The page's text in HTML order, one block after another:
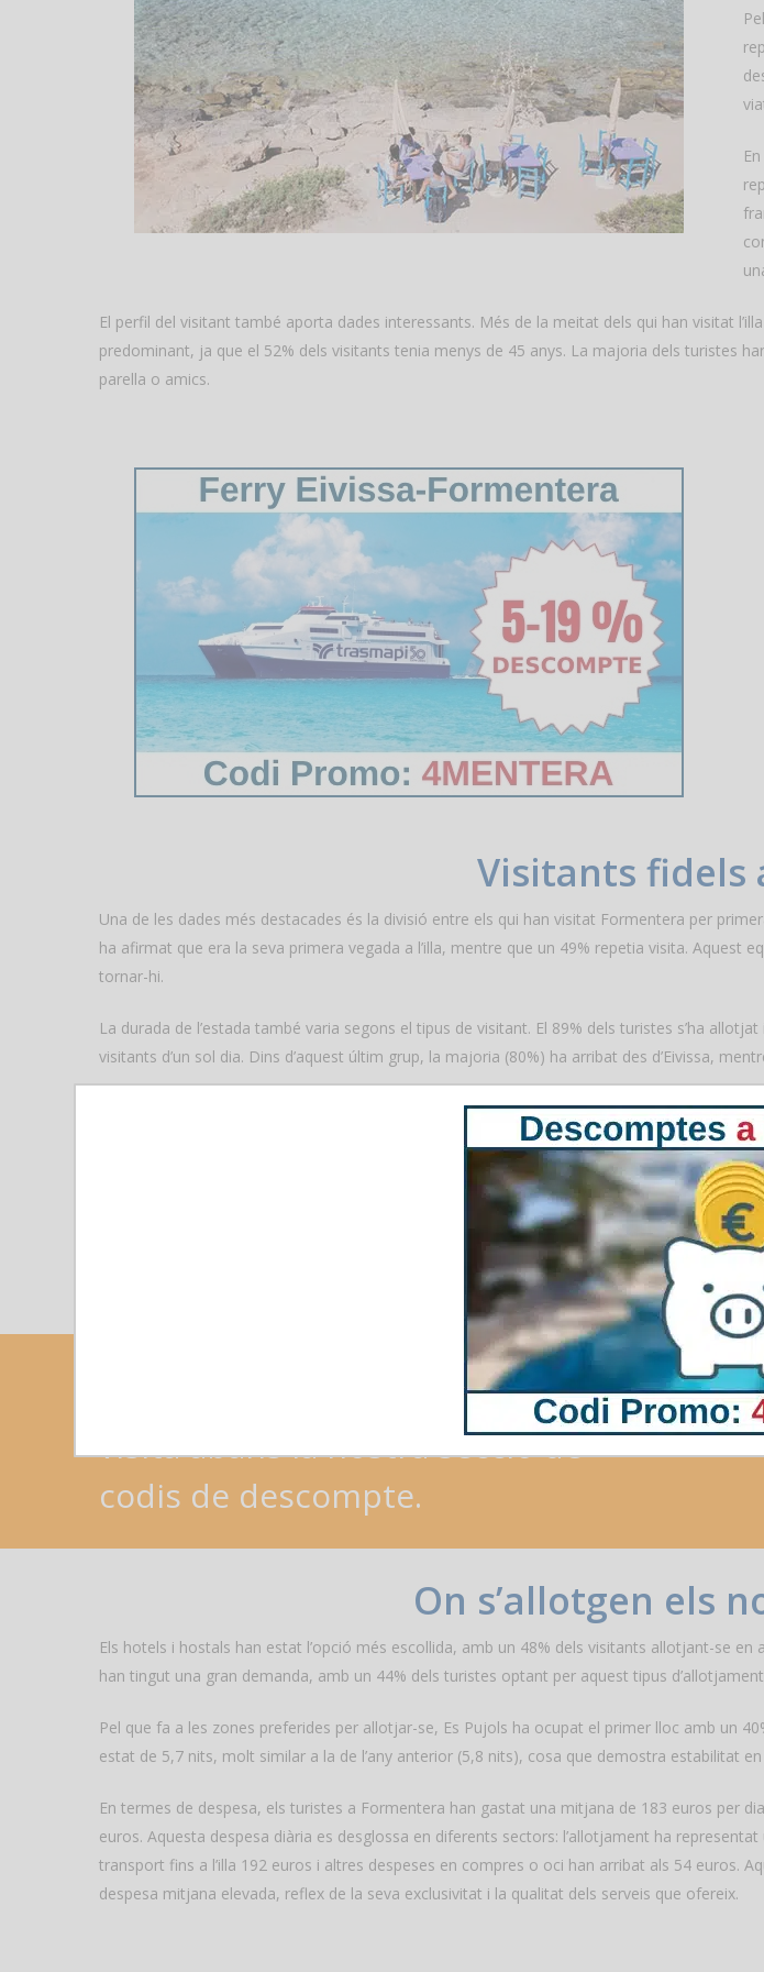
El perfil del visitant també aporta dades interessants. Més de la meitat dels qui han visitat
predominant, ja que el 52% dels visitants tenia menys de 45 anys. La majoria dels turistes
parella o amics.
Visitants fidels
Una de les dades més destacades és la divisió entre els qui han visitat Formentera per
ha afirmat que era la seva primera vegada a l’illa, mentre que un 49% repetia visita. Aquest
tornar-hi.
La durada de l’estada també varia segons el tipus de visitant. El 89% dels turistes s’ha
visitants d’un sol dia. Dins d’aquest últim grup, la majoria (80%) ha arribat des d’Eivissa,
El boca-orella juga un paper fonamental en la decisió de viatjar a Formentera, ja que el 62%
familiars, fet que demostra l’impacte positiu de les experiències compartides per altres
Pel que fa a la manera com els turistes han organitzat el seu viatge, les reserves directes a
metabuscadors també han tingut un paper important, sent utilitzats per un 39% dels
planificat el seu viatge amb almenys tres mesos d’antelació, fet que indica una tendència
Formentera,
visitaabanslanostraseccióde
codis de descompte.
On s’allotgen els
Els hotels i hostals han estat l’opció més escollida, amb un 48% dels visitants allotjant-se
han tingut una gran demanda, amb un 44% dels turistes optant per aquest tipus
Pel que fa a les zones preferides per allotjar-se, Es Pujols ha ocupat el primer lloc amb un
estat de 5,7 nits, molt similar a la de l’any anterior (5,8 nits), cosa que demostra estabilitat
En termes de despesa, els turistes a Formentera han gastat una mitjana de 183 euros per
euros. Aquesta despesa diària es desglossa en diferents sectors: l’allotjament ha
transport fins a l’illa 192 euros i altres despeses en compres o oci han arribat als 54 euros.
despesa mitjana elevada, reflex de la seva exclusivitat i la qualitat dels serveis que ofereix.